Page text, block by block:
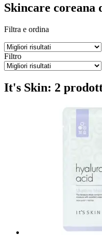
Skincare coreana
Filtra e ordina
Filtro
It's Skin: 2